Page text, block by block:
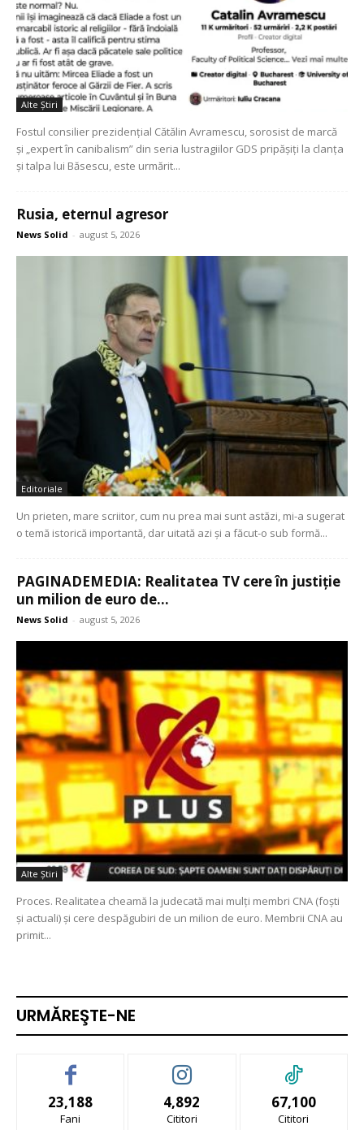
Alte Ştiri
Fostul consilier prezidențial Cătălin Avramescu, sorosist de marcă
și „expert în canibalism” din seria lustragiilor GDS pripășiți la clanța
și talpa lui Băsescu, este urmărit...
Rusia, eternul agresor
News Solid - august 5, 2026
Editoriale
Un prieten, mare scriitor, cum nu prea mai sunt astăzi, mi-a sugerat
o temă istorică importantă, dar uitată azi și a făcut-o sub formă...
PAGINADEMEDIA: Realitatea TV cere în justiție
un milion de euro de...
News Solid - august 5, 2026
Alte Ştiri
Proces. Realitatea cheamă la judecată mai mulţi membri CNA (foşti
şi actuali) şi cere despăgubiri de un milion de euro. Membrii CNA au
primit...
URMĂREŞTE-NE
23,188
Fani
4,892
Cititori
67,100
Cititori